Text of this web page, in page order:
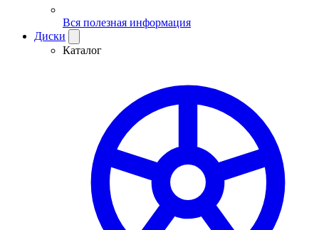
Вся полезная информация
Диски
Каталог